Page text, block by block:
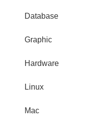
Database
Graphic
Hardware
Linux
Mac